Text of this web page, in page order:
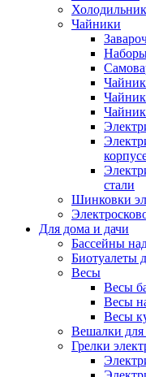
Чайники
стали
Шинковки
Для дома и дачи
Бассейны
Биотуалеты
Весы
Весы
Весы
Весы
Вешалки
Грелки